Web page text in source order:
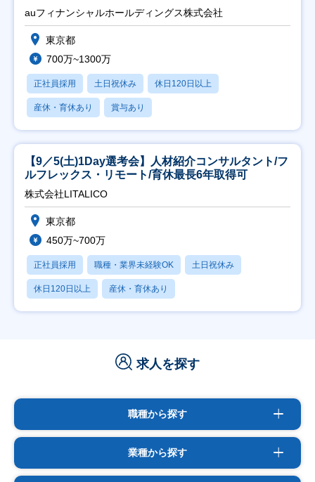
auフィナンシャルホールディングス株式会社
東京都
700万~1300万
正社員採用 土日祝休み 休日120日以上
産休・育休あり 賞与あり
【9／5(土)1Day選考会】人材紹介コンサルタント/フ
ルフレックス・リモート/育休最長6年取得可
株式会社LITALICO
東京都
450万~700万
正社員採用 職種・業界未経験OK 土日祝休み
休日120日以上 産休・育休あり
求人を探す
職種から探す
業種から探す